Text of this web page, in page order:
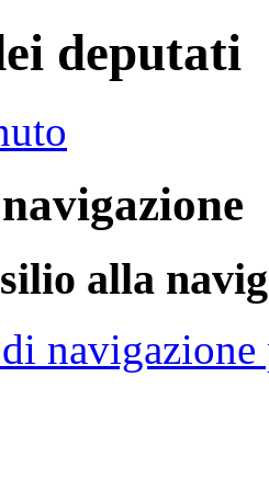
deputati
alla